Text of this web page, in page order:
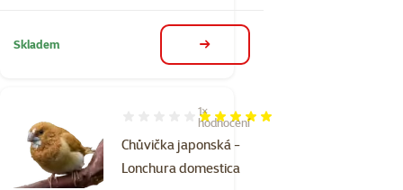
Skladem detail
Chůvička japonská -
Lonchura domestica
Hodnocení 100%, počet hodnocení: 1
1×
hodnocení